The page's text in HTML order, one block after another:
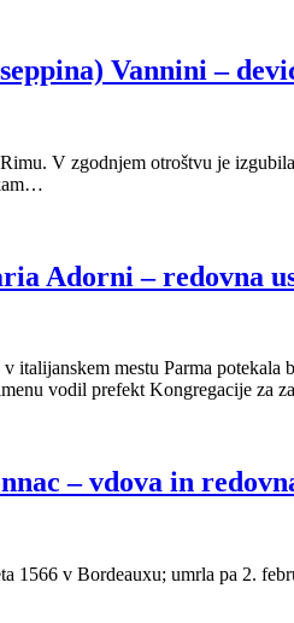
Vannini –
V zgodnjem otroštvu je
Adorni – redovna
italijanskem mestu Parma
vodil prefekt Kongregacije za
– vdova in
1566 v Bordeauxu; umrla pa 2.